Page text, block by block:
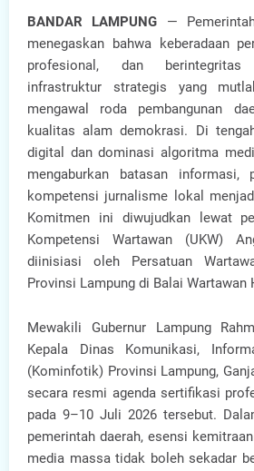
BANDAR LAMPUNG —
menegaskan bahwa keberadaan
profesional, dan
infrastruktur strategis yang
mengawal roda pembangunan
kualitas alam demokrasi. Di
digital dan dominasi algoritma
mengaburkan batasan informasi,
kompetensi jurnalisme lokal
Komitmen ini diwujudkan lewat
Kompetensi Wartawan (UKW)
diinisiasi oleh Persatuan
Provinsi Lampung di Balai Wartawan
Mewakili Gubernur Lampung
Kepala Dinas Komunikasi,
(Kominfotik) Provinsi Lampung,
secara resmi agenda sertifikasi
pada 9–10 Juli 2026 tersebut.
pemerintah daerah, esensi
media massa tidak boleh sekadar